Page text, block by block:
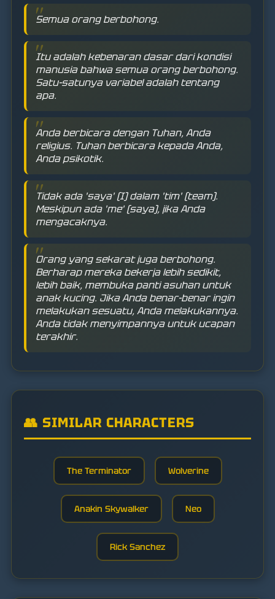
Semua orang berbohong.
Itu adalah kebenaran dasar dari kondisi
manusia bahwa semua orang berbohong.
Satu-satunya variabel adalah tentang
apa.
Anda berbicara dengan Tuhan, Anda
religius. Tuhan berbicara kepada Anda,
Anda psikotik.
Tidak ada 'saya' (I) dalam 'tim' (team).
Meskipun ada 'me' (saya), jika Anda
mengacaknya.
Orang yang sekarat juga berbohong.
Berharap mereka bekerja lebih sedikit,
lebih baik, membuka panti asuhan untuk
anak kucing. Jika Anda benar-benar ingin
melakukan sesuatu, Anda melakukannya.
Anda tidak menyimpannya untuk ucapan
terakhir.
👥 SIMILAR CHARACTERS
The Terminator Wolverine
Anakin Skywalker Neo
Rick Sanchez